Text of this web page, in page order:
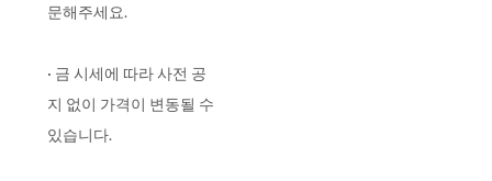
문해주세요.
· 금 시세에 따라 사전 공
지 없이 가격이 변동될 수
있습니다.